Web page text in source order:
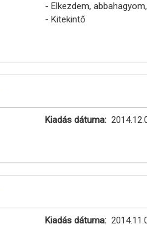
- Elkezdem,
- Kitekintő
Kiadás dátuma
Kiadás dátuma